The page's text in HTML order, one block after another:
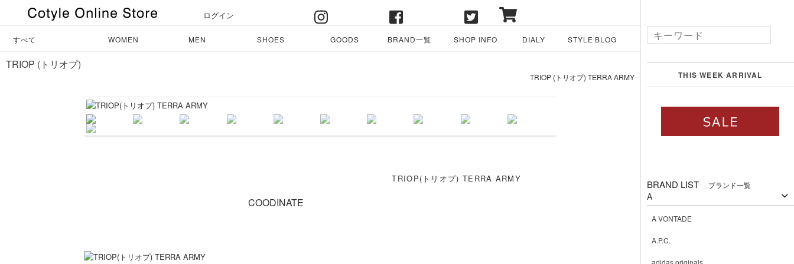
ログイン
すべて WOMEN MEN SHOES GOODS BRAND一覧 SHOP INFO DIALY STYLE BLOG
TRIOP (トリオプ)
TRIOP (トリオプ) TERRA ARMY
TRIOP(トリオプ) TERRA ARMY
COODINATE
THIS WEEK ARRIVAL
BRAND LIST ブランド一覧
A
A VONTADE
A.P.C.
adidas originals